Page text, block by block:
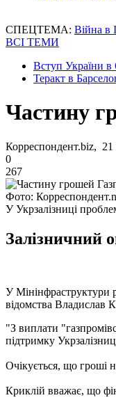
СПЕЦТЕМА: Війна в
ВСІ ТЕМИ
Вступ України
Теракт в
Частину
Корреспондент.biz, 21
0
267
Фото:
У Укрзалізниці
Залізничний
У Мінінфраструктури
відомства Владислав
"З виплати
підтримку
Очікується, що гроші
Криклій вважає, що